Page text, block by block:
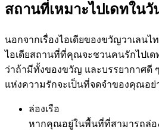
สถานที่เหมาะไปเดทในวั
นอกจากเรื่องไอเดียของขวัญวาเลนไ
ไอเดียสถานที่ที่คุณจะชวนคนรักไปเ
ว่าถ้ามีทั้งของขวัญ และบรรยากาศดี
แห่งความรักจะเป็นที่จดจำของคุณอ
ล่องเรือ
หากคุณอยู่ในพื้นที่ที่สามารถล่อ